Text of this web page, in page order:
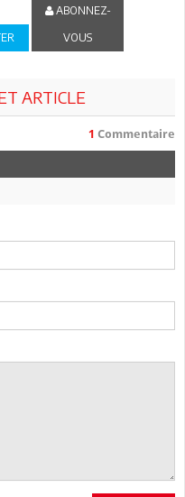
ABONNEZ-
VOUS
ARTICLE
1 Commentaire